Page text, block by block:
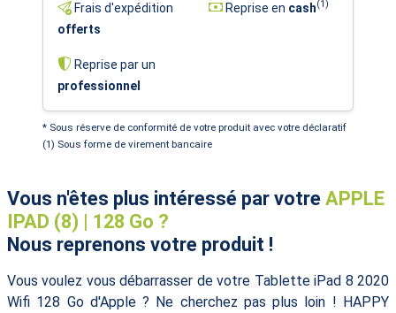
Frais d'expédition
offerts
Reprise en cash(1)
Reprise par un
professionnel
* Sous réserve de conformité de votre produit avec votre déclaratif
(1) Sous forme de virement bancaire
Vous n'êtes plus intéressé par votre APPLE
IPAD (8) | 128 Go ?
Nous reprenons votre produit !
Vous voulez vous débarrasser de votre Tablette iPad 8 2020
Wifi 128 Go d'Apple ? Ne cherchez pas plus loin ! HAPPY